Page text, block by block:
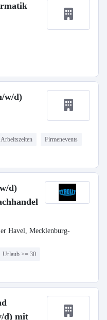
w/d)
Firmenevents
d)
Havel, Mecklenburg-
Urlaub >= 30
d) mit